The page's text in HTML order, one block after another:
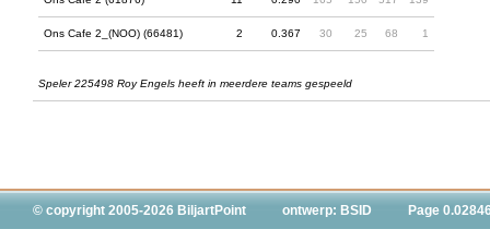
Ons Cafe 2_(NOO) (66481) 2 0.367 30 25 68 1
Speler 225498 Roy Engels heeft in meerdere teams gespeeld
© copyright 2005-2026 BiljartPoint ontwerp: BSID Page